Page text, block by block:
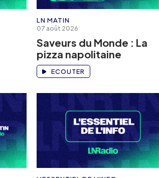
LN MATIN
07 août 2026
Saveurs du Monde : La
pizza napolitaine
ECOUTER